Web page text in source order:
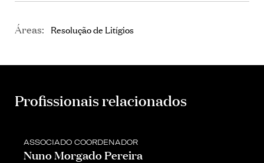
Áreas: Resolução de Litígios
Profissionais relacionados
ASSOCIADO COORDENADOR
Nuno Morgado Pereira